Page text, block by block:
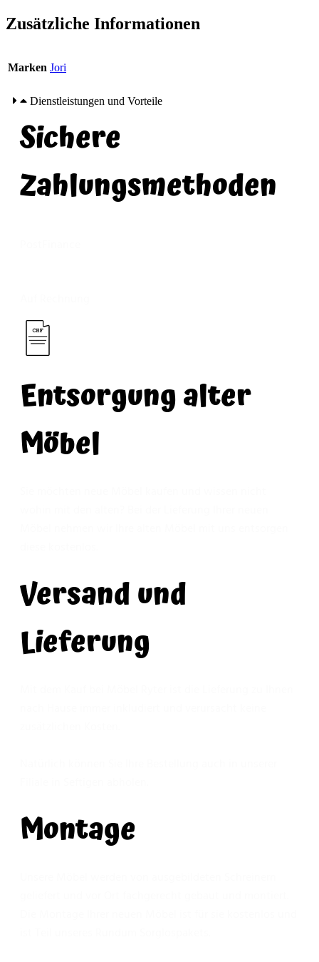
Zusätzliche Informationen
Marken Jori
Dienstleistungen und Vorteile
Sichere
Zahlungsmethoden
Entsorgung alter
Möbel
Versand und
Lieferung
Montage